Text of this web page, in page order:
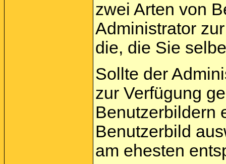
zwei Arten von
Administrator
die, die Sie
Sollte der
zur Verfügung
Benutzerbildern
Benutzerbild
am ehesten